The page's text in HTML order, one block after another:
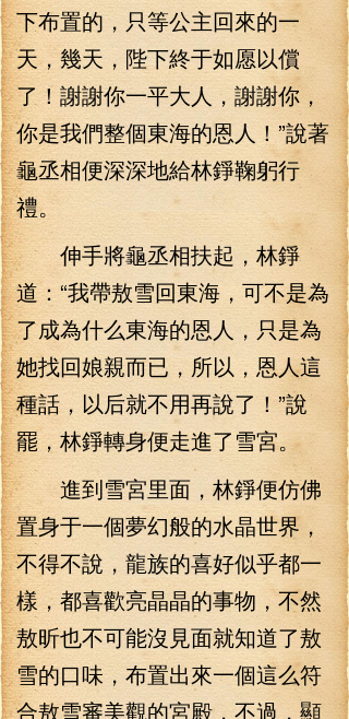
下布置的，只等公主回來的一
天，幾天，陛下終于如愿以償
了！謝謝你一平大人，謝謝你，
你是我們整個東海的恩人！”說著
龜丞相便深深地給林錚鞠躬行
禮。
伸手將龜丞相扶起，林錚
道：“我帶敖雪回東海，可不是為
了成為什么東海的恩人，只是為
她找回娘親而已，所以，恩人這
種話，以后就不用再說了！”說
罷，林錚轉身便走進了雪宮。
進到雪宮里面，林錚便仿佛
置身于一個夢幻般的水晶世界，
不得不說，龍族的喜好似乎都一
樣，都喜歡亮晶晶的事物，不然
敖昕也不可能沒見面就知道了敖
雪的口味，布置出來一個這么符
合敖雪審美觀的宮殿，不過，顯